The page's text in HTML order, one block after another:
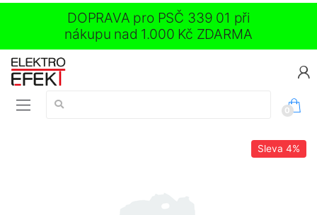
DOPRAVA pro PSČ 339 01 při
nákupu nad 1.000 Kč ZDARMA
Vyhledávání:
0
Sleva 4%